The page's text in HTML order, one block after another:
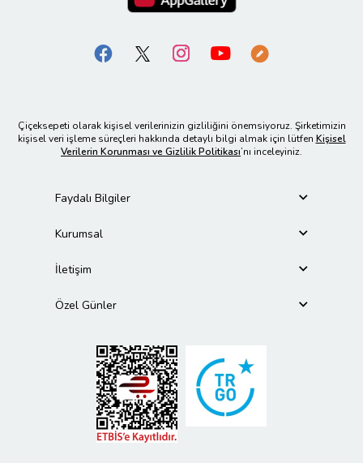
Çiçeksepeti olarak kişisel verilerinizin gizliliğini önemsiyoruz. Şirketimizin
kişisel veri işleme süreçleri hakkında detaylı bilgi almak için lütfen Kişisel
Verilerin Korunması ve Gizlilik Politikası’nı inceleyiniz.
Faydalı Bilgiler
Kurumsal
İletişim
Özel Günler